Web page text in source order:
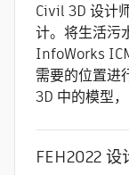
Civil 3D 设计
计。将生活污
InfoWorks
需要的位置进
3D 中的模型
FEH2022